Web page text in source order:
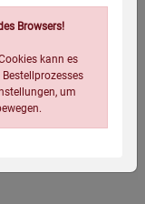
4054239013535
Browsers!
kann es
um